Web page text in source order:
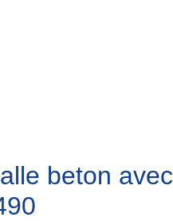
beton avec